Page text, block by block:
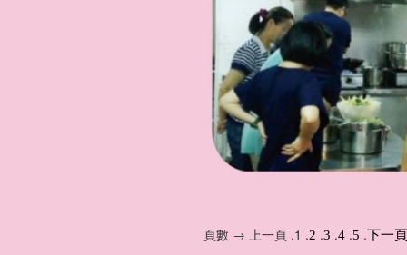
頁數 → 上一頁 .1 .2 .3 .4 .5 .下一頁